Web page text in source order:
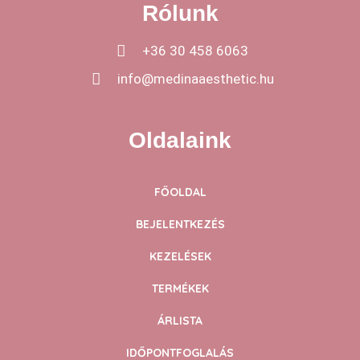
Rólunk
+36 30 458 6063
info@medinaaesthetic.hu
Oldalaink
FŐOLDAL
BEJELENTKEZÉS
KEZELÉSEK
TERMÉKEK
ÁRLISTA
IDŐPONTFOGLALÁS